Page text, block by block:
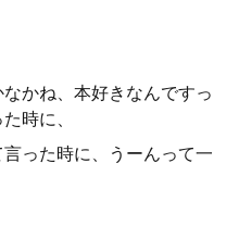
かね、本好きなんですっ
時に、
った時に、うーんって一